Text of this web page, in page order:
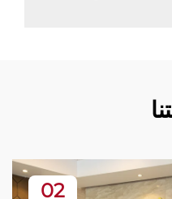
02